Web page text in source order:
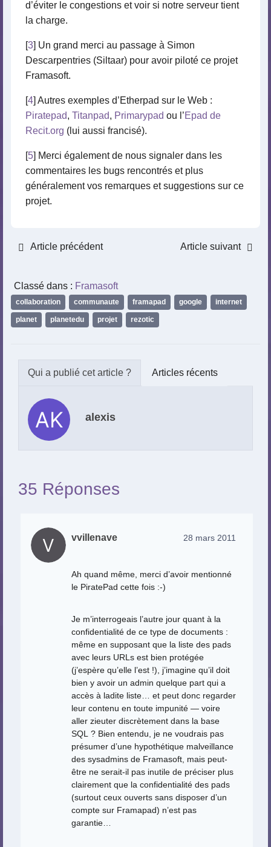
d’éviter le congestions et voir si notre serveur tient
la charge.
[3] Un grand merci au passage à Simon
Descarpentries (Siltaar) pour avoir piloté ce projet
Framasoft.
[4] Autres exemples d’Etherpad sur le Web :
Piratepad, Titanpad, Primarypad ou l’Epad de
Recit.org (lui aussi francisé).
[5] Merci également de nous signaler dans les
commentaires les bugs rencontrés et plus
généralement vos remarques et suggestions sur ce
projet.
Article précédent Article suivant
Classé dans : Framasoft
collaboration communaute framapad google internet
planet planetedu projet rezotic
Articles récents
alexis
35 Réponses
vvillenave 28 mars 2011
Ah quand même, merci d’avoir mentionné
le PiratePad cette fois :-)
Je m’interrogeais l’autre jour quant à la
confidentialité de ce type de documents :
même en supposant que la liste des pads
avec leurs URLs est bien protégée
(j’espère qu’elle l’est !), j’imagine qu’il doit
bien y avoir un admin quelque part qui a
accès à ladite liste… et peut donc regarder
leur contenu en toute impunité — voire
aller zieuter discrètement dans la base
SQL ? Bien entendu, je ne voudrais pas
présumer d’une hypothétique malveillance
des sysadmins de Framasoft, mais peut-
être ne serait-il pas inutile de préciser plus
clairement que la confidentialité des pads
(surtout ceux ouverts sans disposer d’un
compte sur Framapad) n’est pas
garantie…